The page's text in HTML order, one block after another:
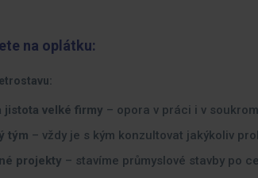
na oplátku:
jistota velké firmy – opora v práci i v
tým – vždy je s kým konzultovat jakýkoliv
projekty – stavíme průmyslové stavby po